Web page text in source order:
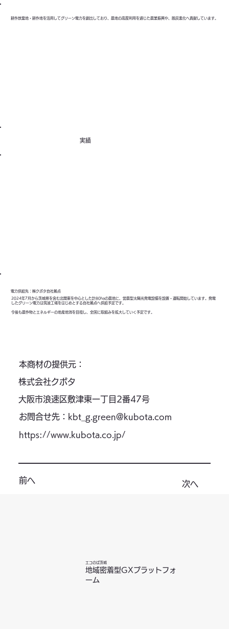
耕作放棄地・耕作地を活用してグリーン電力を創出しており、農地の高度利用を通じた農業振興や、脱炭素化へ貢献しています。
実績
電力供給先：㈱クボタ自社拠点
2024年7月から茨城県を含む北関東を中心とした計80haの農地に、営農型太陽光発電設備を設置・運転開始しています。発電
したグリーン電力は筑波工場をはじめとする自社拠点へ供給予定です。
今後も農作物とエネルギーの地産地消を目指し、全国に取組みを拡大していく予定です。
本商材の提供元：
株式会社クボタ
大阪市浪速区敷津東一丁目2番47号
お問合せ先： kbt_g.green@kubota.com
https://www.kubota.co.jp/
前へ 次へ
エコのば茨城
地域密着型GXプラットフォ
ーム